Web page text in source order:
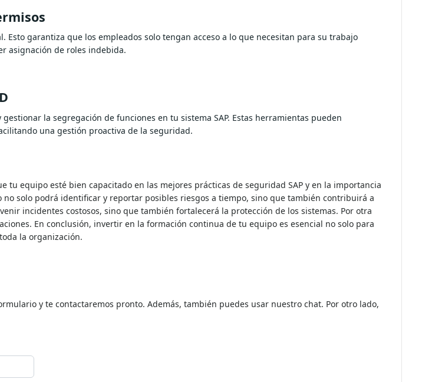
Esto garantiza que los empleados solo tengan acceso a lo que necesitan
y corregir cualquier asignación de roles indebida.
y gestionar la segregación de funciones en tu sistema SAP. Estas
alertas en tiempo real, facilitando una gestión proactiva de la seguridad.
equipo esté bien capacitado en las mejores prácticas de seguridad SAP y en la importancia
solo podrá identificar y reportar posibles riesgos a tiempo, sino que también contribuirá a
incidentes costosos, sino que también fortalecerá la protección de los sistemas. Por otra
En conclusión, invertir en la formación continua de tu equipo es esencial no solo para
la organización.
y te contactaremos pronto. Además, también puedes usar nuestro chat. Por otro lado,